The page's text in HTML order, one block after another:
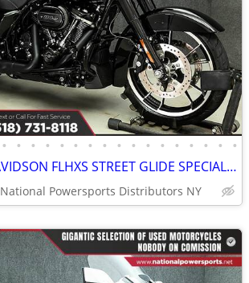
• • • • • • • • • • • • • • • • •
2022 HARLEY DAVIDSON FLHXS STREET GLIDE SPECIAL WABS
National Powersports Distributors NY